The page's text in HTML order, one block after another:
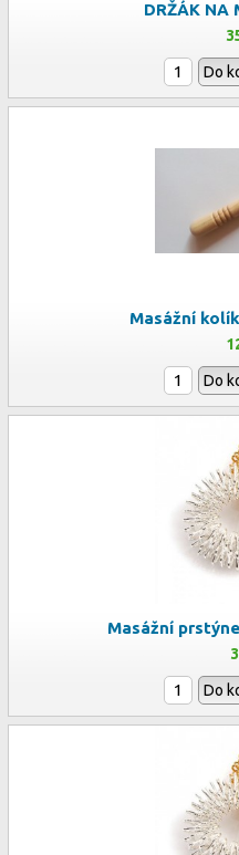
DRŽÁK NA
Do
Masážní
Do
Masážní
Do